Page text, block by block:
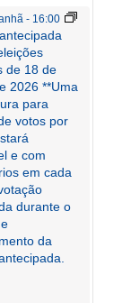
- 16:00
de 18 de
2026 **Uma
para
votos por
e com
em cada
durante o
da